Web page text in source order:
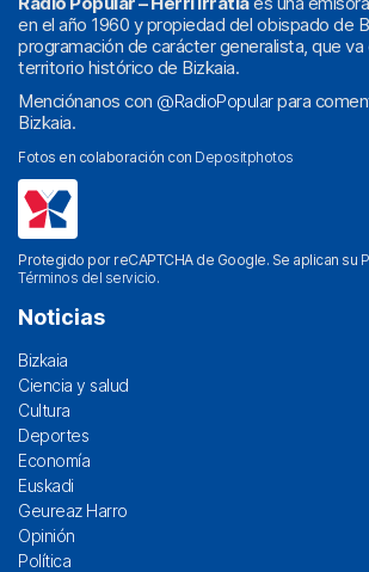
en el año 1960 y propiedad del obispado de
programación de carácter generalista, que va
territorio histórico de Bizkaia.
Menciónanos con @RadioPopularpara
Bizkaia.
Fotos en colaboración con Depositphotos
Protegido por reCAPTCHA de Google. Se aplican su
Términos del servicio.
Noticias
Bizkaia
Ciencia y salud
Cultura
Deportes
Economía
Euskadi
Geureaz Harro
Opinión
Política